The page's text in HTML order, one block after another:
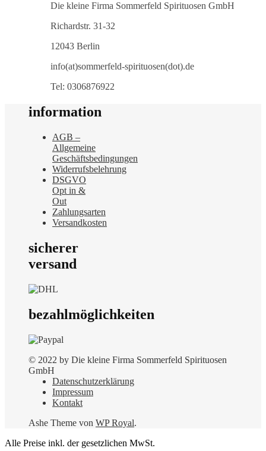
Die kleine Firma Sommerfeld Spirituosen GmbH
Richardstr. 31-32
12043 Berlin
info(at)sommerfeld-spirituosen(dot).de
Tel: 0306876922
information
AGB –
Allgemeine
Geschäftsbedingungen
Widerrufsbelehrung
DSGVO
Opt in &
Out
Zahlungsarten
Versandkosten
sicherer
versand
bezahlmöglichkeiten
© 2022 by Die kleine Firma Sommerfeld Spirituosen
GmbH
Datenschutzerklärung
Impressum
Kontakt
Ashe Theme von WP Royal.
Alle Preise inkl. der gesetzlichen MwSt.